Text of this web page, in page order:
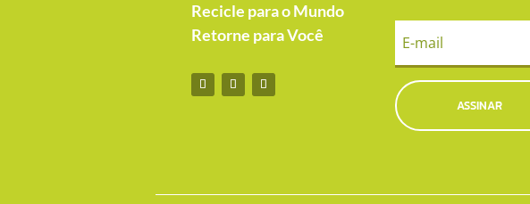
Recicle para o Mundo
Retorne para Você
ASSINAR